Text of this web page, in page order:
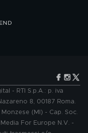
- RTI S.p.A.: p. iva
8, 00187 Roma.
(MI) - Cap. Soc.
For Europe N.V. -